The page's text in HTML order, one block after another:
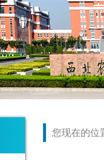
您现在的位